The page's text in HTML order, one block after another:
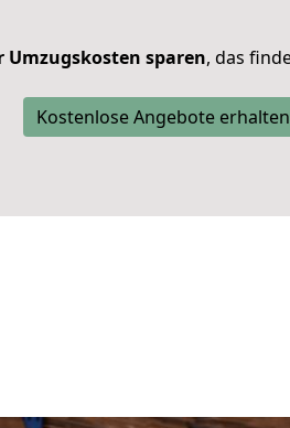
Umzugskosten sparen, das
Kostenlose Angebote erhalten